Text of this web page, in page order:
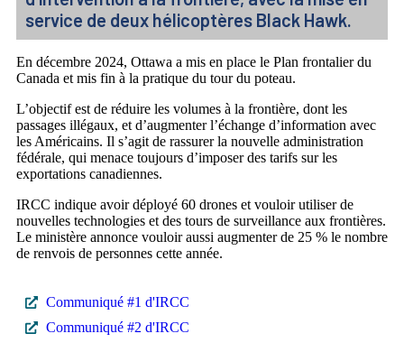
service de deux hélicoptères Black Hawk.
En décembre 2024, Ottawa a mis en place le Plan frontalier du
Canada et mis fin à la pratique du tour du poteau.
L’objectif est de réduire les volumes à la frontière, dont les
passages illégaux, et d’augmenter l’échange d’information avec
les Américains. Il s’agit de rassurer la nouvelle administration
fédérale, qui menace toujours d’imposer des tarifs sur les
exportations canadiennes.
IRCC indique avoir déployé 60 drones et vouloir utiliser de
nouvelles technologies et des tours de surveillance aux frontières.
Le ministère annonce vouloir aussi augmenter de 25 % le nombre
de renvois de personnes cette année.
Communiqué #1 d'IRCC
Communiqué #2 d'IRCC